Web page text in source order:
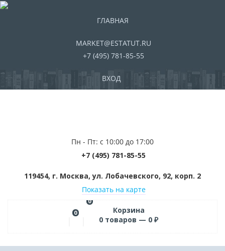
ГЛАВНАЯ
MARKET@ESTATUT.RU
+7 (495) 781-85-55
ВХОД
Пн - Пт: с 10:00 до 17:00
+7 (495) 781-85-55
119454, г. Москва, ул. Лобачевского, 92, корп. 2
Показать на карте
0
0
Корзина
0 товаров — 0 ₽